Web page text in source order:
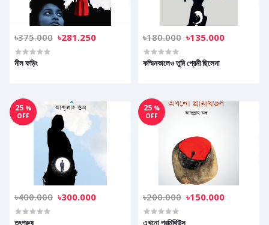
৳375.000 ৳281.250
নীল ফড়িং
৳180.000 ৳135.000
কস্মিনকালেও তুমি প্রেমী ছিলেনা
25 %
OFF
৳400.000 ৳300.000
তৎপুরুষ
25 %
OFF
৳200.000 ৳150.000
এখনো প্রমিথিউস